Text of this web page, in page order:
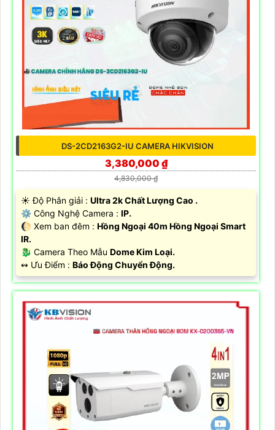
DS-2CD2163G2-IU CAMERA HIKVISION
3,380,000 ₫
4,830,000 ₫
☀️ Độ Phân giải : Ultra 2k Chất Lượng Cao .
⚙ Công Nghệ Camera : IP.
🌔 Xem ban đêm : Hồng Ngoại 40m Hồng Ngoại Smart
IR.
🐉️ Camera Theo Mẫu Dome Kim Loại.
️↭ Ưu Điểm : Báo Động Chuyển Động.